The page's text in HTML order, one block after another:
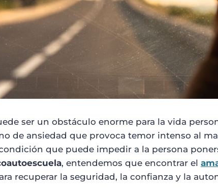
ser un obstáculo enorme para la vida
de ansiedad que provoca temor intenso al
que puede impedir a la persona
, entendemos que encontrar el
recuperar la seguridad, la confianza y la